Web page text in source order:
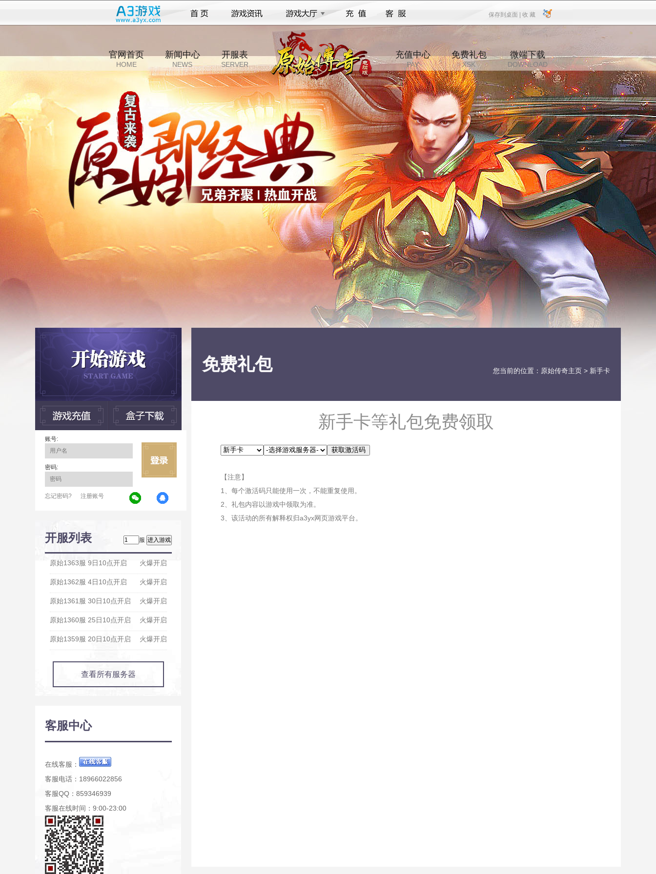
保存到桌面 |
保存到桌面 收 藏
收 藏
官网首页
HOME
新闻中心
NEWS
开服表
SERVER
充值中心
PAY
免费礼包
XSK
微端下载
DOWNLOAD
账号:
密码:
忘记密码? 注册账号
开服列表 服
火爆开启
原始1363服 9日10点开启
火爆开启
原始1362服 4日10点开启
火爆开启
原始1361服 30日10点开启
火爆开启
原始1360服 25日10点开启
火爆开启
原始1359服 20日10点开启
查看所有服务器
客服中心
在线客服：
客服电话：18966022856
客服QQ：859346939
客服在线时间：9:00-23:00
免费礼包 您当前的位置： 原始传奇主页 > 新手卡
新手卡等礼包免费领取
【注意】
1、每个激活码只能使用一次，不能重复使用。
2、礼包内容以游戏中领取为准。
3、该活动的所有解释权归a3yx网页游戏平台。